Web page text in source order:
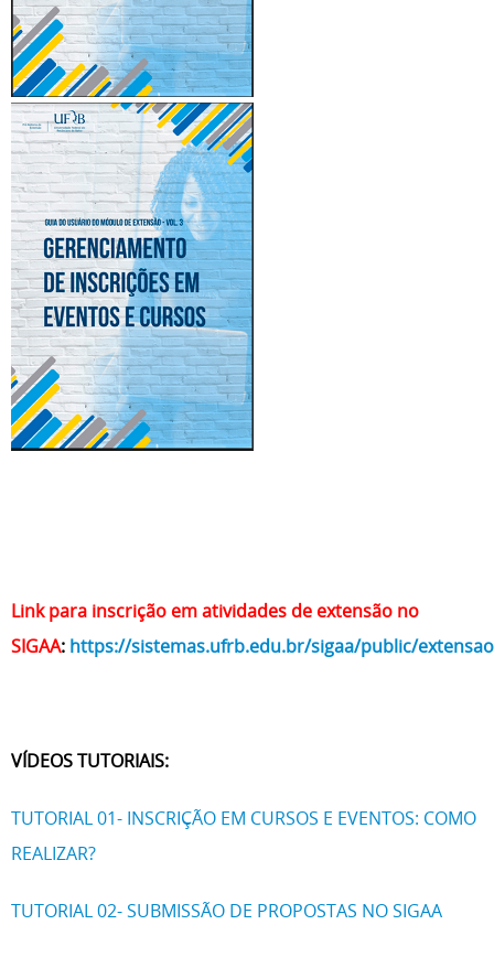
Link para inscrição em atividades de extensão no
SIGAA: https://sistemas.ufrb.edu.br/sigaa/public/
VÍDEOS TUTORIAIS:
TUTORIAL 01- INSCRIÇÃO EM CURSOS E EVENTOS: COMO
REALIZAR?
TUTORIAL 02- SUBMISSÃO DE PROPOSTAS NO SIGAA